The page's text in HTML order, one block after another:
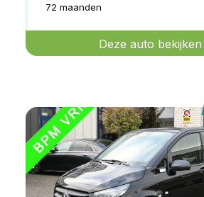
72 maanden
Deze auto bekijken